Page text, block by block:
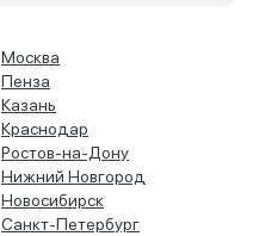
Москва
Пенза
Казань
Краснодар
Ростов-на-Дону
Нижний Новгород
Новосибирск
Санкт-Петербург